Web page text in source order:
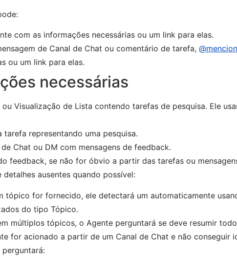
com as informações necessárias ou um link para elas.
de Canal de Chat ou comentário de tarefa,
ou um link para elas.
necessárias
ou Visualização de Lista contendo tarefas de pesquisa. Ele
tarefa representando uma pesquisa.
Chat ou DM com mensagens de feedback.
feedback, se não for óbvio a partir das tarefas ou
detalhes ausentes quando possível:
tópico for fornecido, ele detectará um automaticamente
do tipo Tópico.
múltiplos tópicos, o Agente perguntará se deve resumir
for acionado a partir de um Canal de Chat e não conseguir
perguntará: